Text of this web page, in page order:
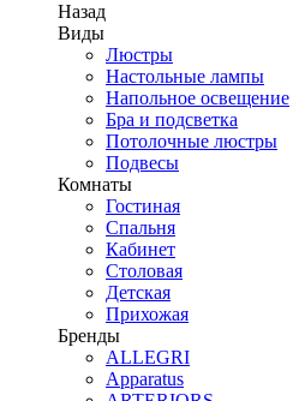
Назад
Виды
Люстры
Настольные лампы
Напольное освещение
Бра и подсветка
Потолочные люстры
Подвесы
Комнаты
Гостиная
Спальня
Кабинет
Столовая
Детская
Прихожая
Бренды
ALLEGRI
Apparatus